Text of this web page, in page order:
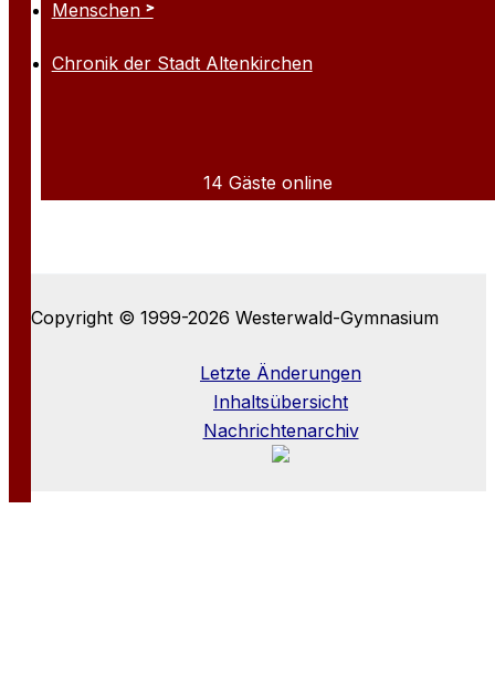
Menschen
Chronik der Stadt Altenkirchen
14 Gäste online
Copyright © 1999-2026 Westerwald-Gymnasium
Letzte Änderungen
Inhaltsübersicht
Nachrichtenarchiv